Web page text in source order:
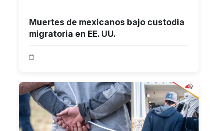
Muertes de mexicanos bajo custodia
migratoria en EE. UU.